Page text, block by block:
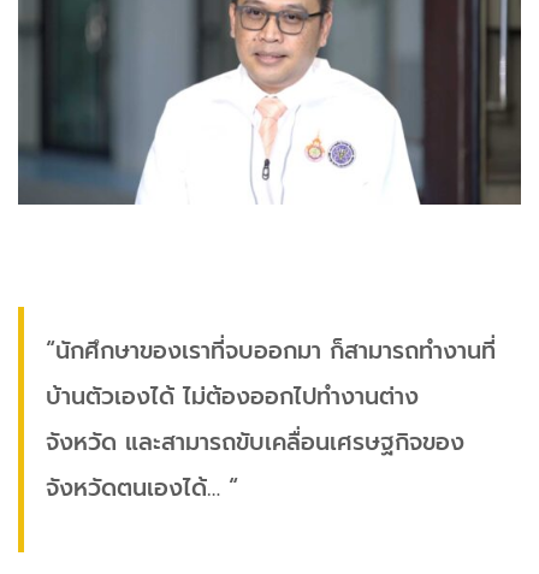
“นักศึกษาของเราที่จบออกมา ก็สามารถทำงานที่
บ้านตัวเองได้ ไม่ต้องออกไปทำงานต่าง
จังหวัด และสามารถขับเคลื่อนเศรษฐกิจของ
จังหวัดตนเองได้… “